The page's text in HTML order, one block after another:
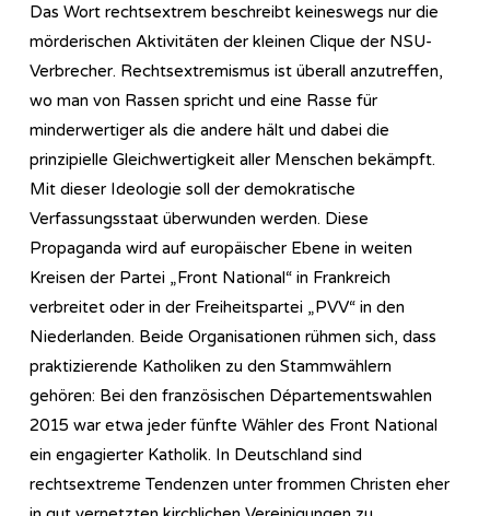
Das Wort rechtsextrem beschreibt keineswegs nur die
mörderischen Aktivitäten der kleinen Clique der NSU-
Verbrecher. Rechtsextremismus ist überall anzutreffen,
wo man von Rassen spricht und eine Rasse für
minderwertiger als die andere hält und dabei die
prinzipielle Gleichwertigkeit aller Menschen bekämpft.
Mit dieser Ideologie soll der demokratische
Verfassungsstaat überwunden werden. Diese
Propaganda wird auf europäischer Ebene in weiten
Kreisen der Partei „Front National“ in Frankreich
verbreitet oder in der Freiheitspartei „PVV“ in den
Niederlanden. Beide Organisationen rühmen sich, dass
praktizierende Katholiken zu den Stammwählern
gehören: Bei den französischen Départementswahlen
2015 war etwa jeder fünfte Wähler des Front National
ein engagierter Katholik. In Deutschland sind
rechtsextreme Tendenzen unter frommen Christen eher